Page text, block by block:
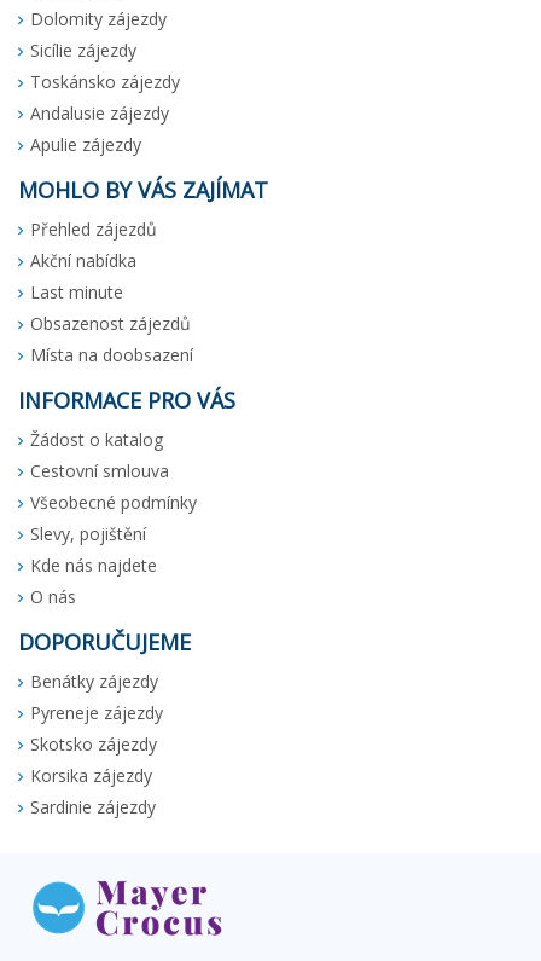
Dolomity zájezdy
Sicílie zájezdy
Toskánsko zájezdy
Andalusie zájezdy
Apulie zájezdy
MOHLO BY VÁS ZAJÍMAT
Přehled zájezdů
Akční nabídka
Last minute
Obsazenost zájezdů
Místa na doobsazení
INFORMACE PRO VÁS
Žádost o katalog
Cestovní smlouva
Všeobecné podmínky
Slevy, pojištění
Kde nás najdete
O nás
DOPORUČUJEME
Benátky zájezdy
Pyreneje zájezdy
Skotsko zájezdy
Korsika zájezdy
Sardinie zájezdy